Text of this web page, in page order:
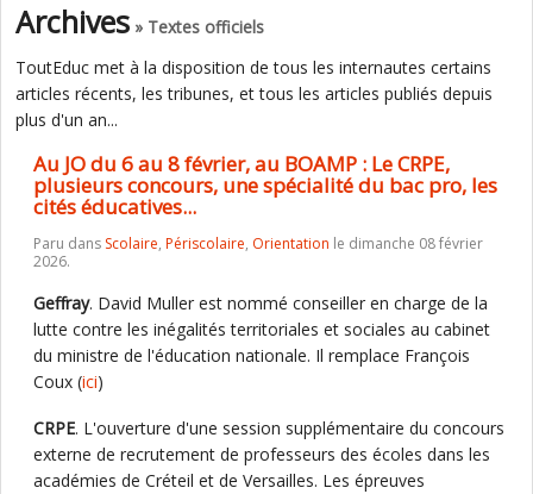
Archives » Textes officiels
ToutEduc met à la disposition de tous les internautes certains
articles récents, les tribunes, et tous les articles publiés depuis
plus d'un an...
Au JO du 6 au 8 février, au BOAMP : Le CRPE,
plusieurs concours, une spécialité du bac pro, les
cités éducatives...
Paru dans Scolaire, Périscolaire, Orientation le dimanche 08 février
2026.
Geffray. David Muller est nommé conseiller en charge de la
lutte contre les inégalités territoriales et sociales au cabinet
du ministre de l'éducation nationale. Il remplace François
Coux (ici)
CRPE. L'ouverture d'une session supplémentaire du concours
externe de recrutement de professeurs des écoles dans les
académies de Créteil et de Versailles. Les épreuves